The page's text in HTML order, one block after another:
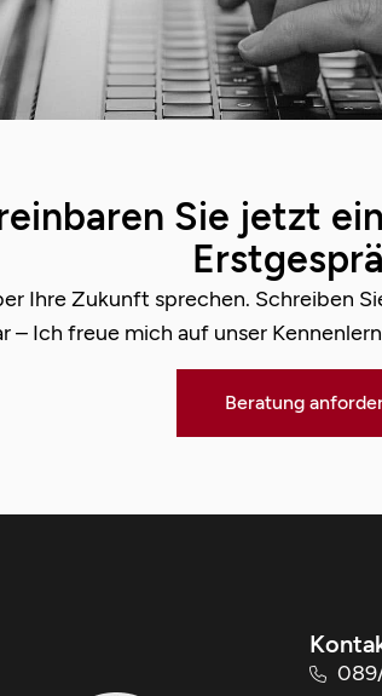
Sie jetzt
Ihre Zukunft sprechen. Schreiben
– Ich freue mich auf unser
Beratung